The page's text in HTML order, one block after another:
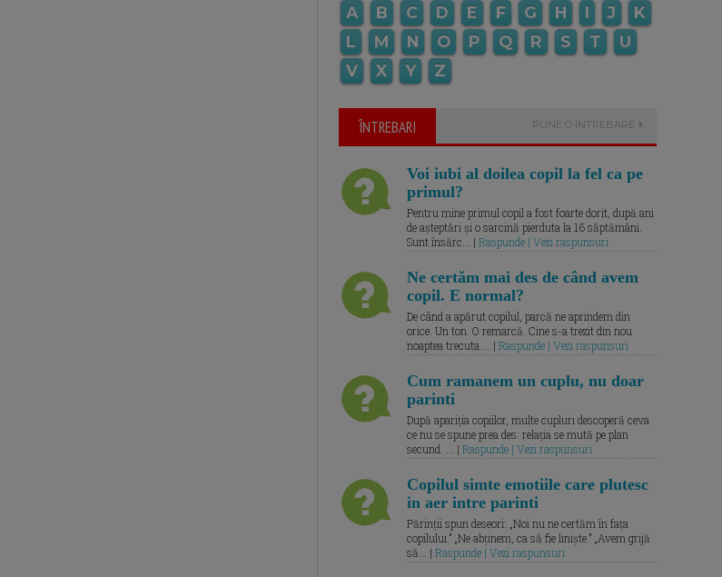
A B C D E F G H I J
K
L
M N O P Q R S T
U
V
X Y Z
ÎNTREBARI PUNE O ÎNTREBARE
Voi iubi al doilea copil la fel ca pe
primul?
Pentru mine primul copil a fost foarte dorit, după ani
de așteptări și o sarcină pierduta la 16 săptămâni.
Sunt însărc... | Raspunde | Vezi raspunsuri
Ne certăm mai des de când avem
copil. E normal?
De când a apărut copilul, parcă ne aprindem din
orice. Un ton. O remarcă. Cine s-a trezit din nou
noaptea trecuta.... | Raspunde | Vezi raspunsuri
Cum ramanem un cuplu, nu doar
parinti
După apariția copiilor, multe cupluri descoperă ceva
ce nu se spune prea des: relația se mută pe plan
secund. ... | Raspunde | Vezi raspunsuri
Copilul simte emotiile care plutesc
in aer intre parinti
Părinții spun deseori: „Noi nu ne certăm în fața
copilului.” „Ne abținem, ca să fie liniște.” „Avem grijă
să... | Raspunde | Vezi raspunsuri